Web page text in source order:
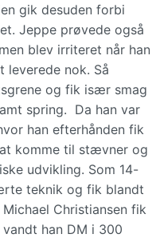
gik desuden forbi
Jeppe prøvede også
blev irriteret når han
leverede nok. Så
og fik især smag
spring. Da han var
han efterhånden fik
komme til stævner og
udvikling. Som 14-
teknik og fik blandt
Christiansen fik
han DM i 300